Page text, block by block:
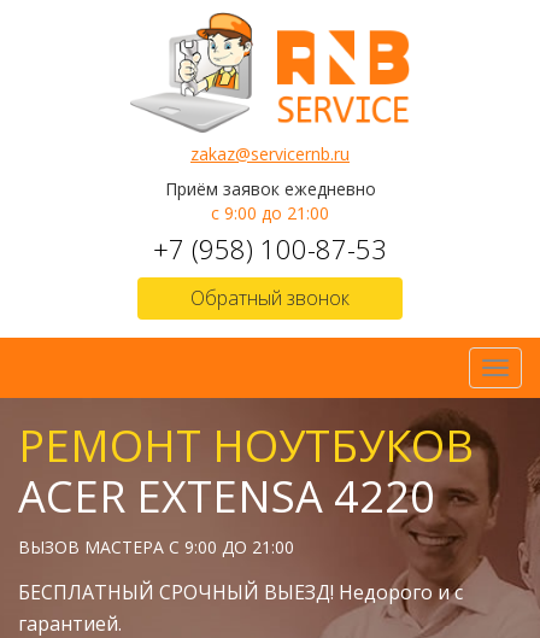
zakaz@servicernb.ru
Приём заявок ежедневно
с 9:00 до 21:00
+7 (958) 100-87-53
Обратный звонок
РЕМОНТ НОУТБУКОВ
ACER EXTENSA 4220
ВЫЗОВ МАСТЕРА С 9:00 ДО 21:00
БЕСПЛАТНЫЙ СРОЧНЫЙ ВЫЕЗД! Недорого и с
гарантией.